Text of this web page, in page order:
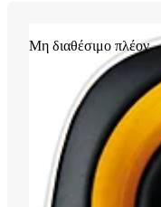
Μη διαθέσιμο πλέον